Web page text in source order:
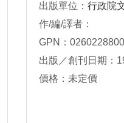
出版單位： 行政院
作/編/譯者：
GPN：
出版／創刊日期：
價格：未定價